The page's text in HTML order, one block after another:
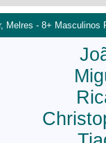
Melres - 8+ Masculinos